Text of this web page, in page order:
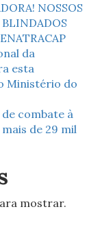
NOSSOS
da
esta
Ministério do
combate à
de 29 mil
mostrar.